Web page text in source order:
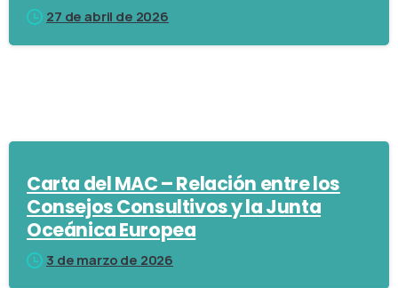
27 de abril de 2026
Carta del MAC – Relación entre los
Consejos Consultivos y la Junta
Oceánica Europea
3 de marzo de 2026